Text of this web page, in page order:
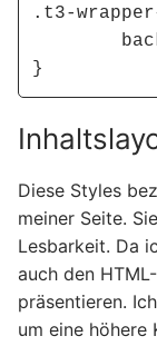
.t3-
}
Diese Styles
meiner Seite.
Lesbarkeit. Da
auch den
präsentieren.
um eine